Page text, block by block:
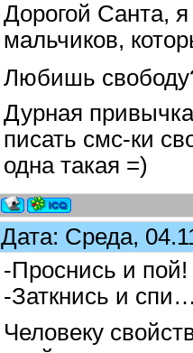
Дорогой Санта,
мальчиков,
Любишь
Дурная
писать смс-ки
одна такая =)
Дата: Среда,
-Проснись и пой!
-Заткнись и
Человеку